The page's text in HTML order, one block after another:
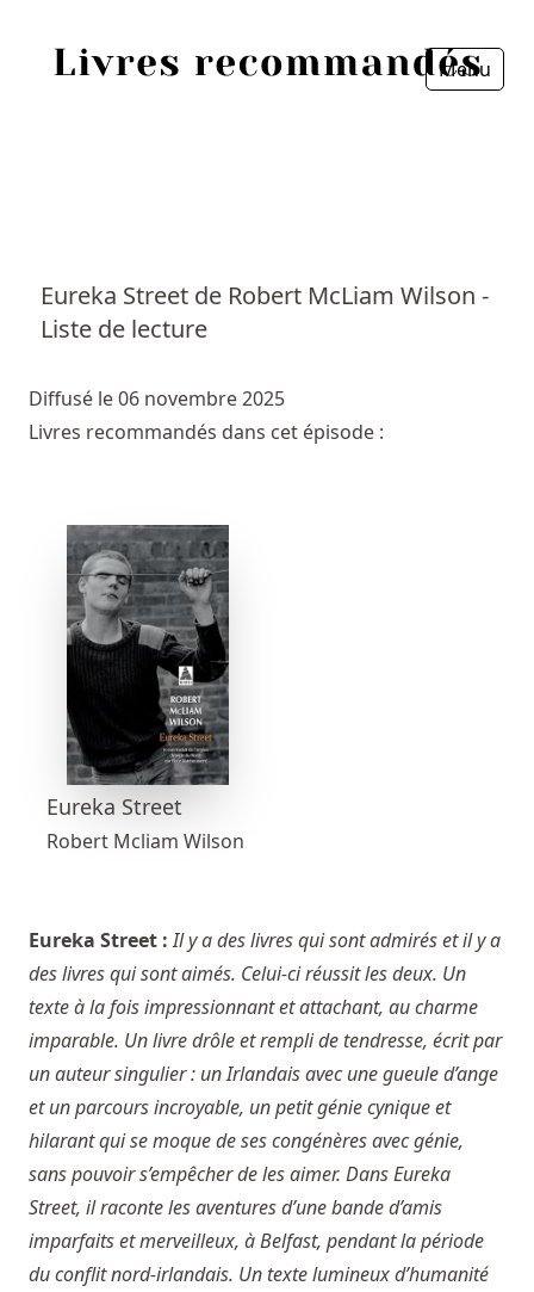
Menu
Eureka Street de Robert McLiam Wilson -
Liste de lecture
Diffusé le 06 novembre 2025
Livres recommandés dans cet épisode :
Eureka Street
Robert Mcliam Wilson
Eureka Street :Il y a des livres qui sont admirés et il y a
des livres qui sont aimés. Celui-ci réussit les deux. Un
texte à la fois impressionnant et attachant, au charme
imparable. Un livre drôle et rempli de tendresse, écrit par
un auteur singulier : un Irlandais avec une gueule d’ange
et un parcours incroyable, un petit génie cynique et
hilarant qui se moque de ses congénères avec génie,
sans pouvoir s’empêcher de les aimer. Dans Eureka
Street, il raconte les aventures d’une bande d’amis
imparfaits et merveilleux, à Belfast, pendant la période
du conflit nord-irlandais. Un texte lumineux d’humanité
Personnes
Livres
Prix littéraires
Fermer